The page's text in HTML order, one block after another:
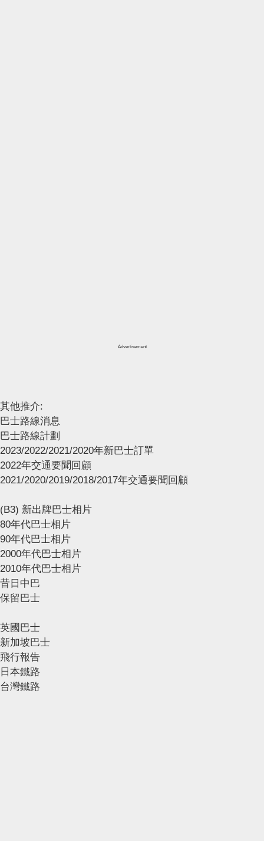
Advertisement
其他推介:
巴士路線消息
巴士路線計劃
2023/2022/2021/2020年新巴士訂單
2022年交通要聞回顧
2021/2020/2019/2018/2017年交通要聞回顧
(B3) 新出牌巴士相片
80年代巴士相片
90年代巴士相片
2000年代巴士相片
2010年代巴士相片
昔日中巴
保留巴士
英國巴士
新加坡巴士
飛行報告
日本鐵路
台灣鐵路